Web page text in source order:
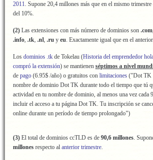
2011. Supone 20,4 millones más que en el mismo
del 10%.
(2) Las extensiones con más número de dominios son .com,
.info, .tk, .nl, .ru y eu. Exactamente igual que en el
Los dominios .tk de Tokelau (Historia del emprendedor
compró la extensión) se mantienen séptimos a nivel
de pago (6.95$ /año) o gratuitos con limitaciones ("Dot TK
nombre de dominio Dot TK durante todo el tiempo que tú
actividad en tu nombre de dominio, al menos una vez cada
incluir el acceso a tu página Dot TK. Tu inscripción se
online durante un período de tiempo prolongado")
(3) El total de dominios ccTLD es de 90,6 millones.
millones respecto al anterior trimestre.